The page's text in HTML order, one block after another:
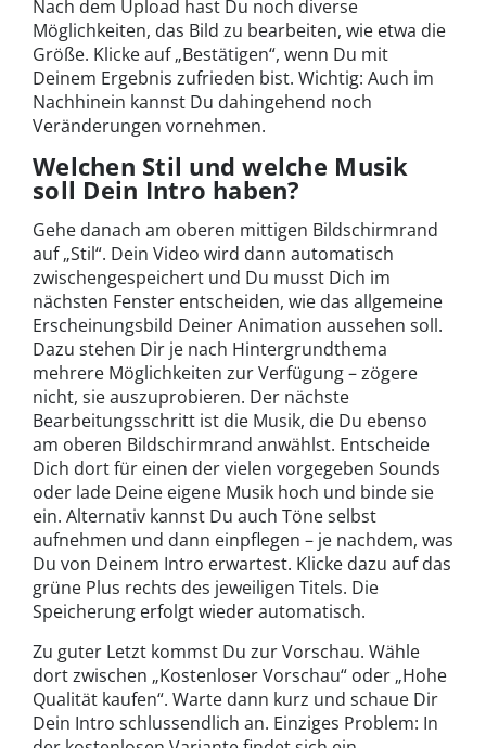
Nach dem Upload hast Du noch diverse
Möglichkeiten, das Bild zu bearbeiten, wie etwa die
Größe. Klicke auf „Bestätigen“, wenn Du mit
Deinem Ergebnis zufrieden bist. Wichtig: Auch im
Nachhinein kannst Du dahingehend noch
Veränderungen vornehmen.
Welchen Stil und welche Musik
soll Dein Intro haben?
Gehe danach am oberen mittigen Bildschirmrand
auf „Stil“. Dein Video wird dann automatisch
zwischengespeichert und Du musst Dich im
nächsten Fenster entscheiden, wie das allgemeine
Erscheinungsbild Deiner Animation aussehen soll.
Dazu stehen Dir je nach Hintergrundthema
mehrere Möglichkeiten zur Verfügung – zögere
nicht, sie auszuprobieren. Der nächste
Bearbeitungsschritt ist die Musik, die Du ebenso
am oberen Bildschirmrand anwählst. Entscheide
Dich dort für einen der vielen vorgegeben Sounds
oder lade Deine eigene Musik hoch und binde sie
ein. Alternativ kannst Du auch Töne selbst
aufnehmen und dann einpflegen – je nachdem, was
Du von Deinem Intro erwartest. Klicke dazu auf das
grüne Plus rechts des jeweiligen Titels. Die
Speicherung erfolgt wieder automatisch.
Zu guter Letzt kommst Du zur Vorschau. Wähle
dort zwischen „Kostenloser Vorschau“ oder „Hohe
Qualität kaufen“. Warte dann kurz und schaue Dir
Dein Intro schlussendlich an. Einziges Problem: In